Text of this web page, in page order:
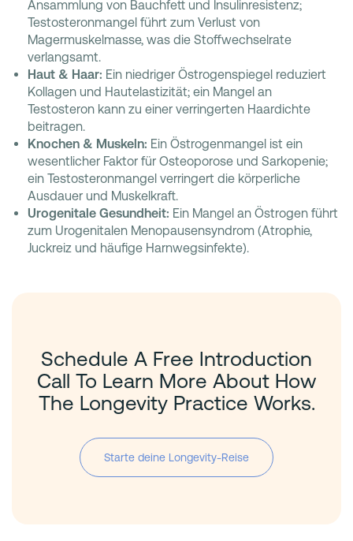
Ansammlung von Bauchfett und Insulinresistenz;
Testosteronmangel führt zum Verlust von
Magermuskelmasse, was die Stoffwechselrate
verlangsamt.
Haut & Haar: Ein niedriger Östrogenspiegel reduziert
Kollagen und Hautelastizität; ein Mangel an
Testosteron kann zu einer verringerten Haardichte
beitragen.
Knochen & Muskeln: Ein Östrogenmangel ist ein
wesentlicher Faktor für Osteoporose und Sarkopenie;
ein Testosteronmangel verringert die körperliche
Ausdauer und Muskelkraft.
Urogenitale Gesundheit: Ein Mangel an Östrogen führt
zum Urogenitalen Menopausensyndrom (Atrophie,
Juckreiz und häufige Harnwegsinfekte).
Schedule A Free Introduction
Call To Learn More About How
The Longevity Practice Works.
Starte deine Longevity-Reise